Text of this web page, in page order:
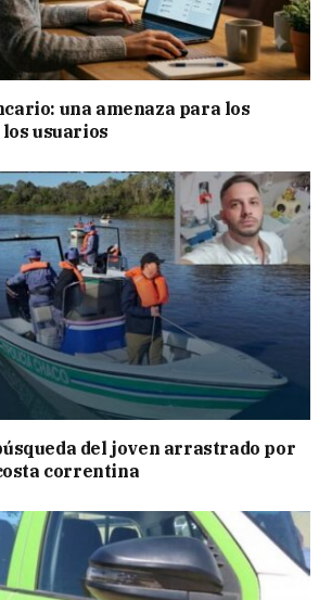
una amenaza para los
usuarios
del joven arrastrado por
correntina